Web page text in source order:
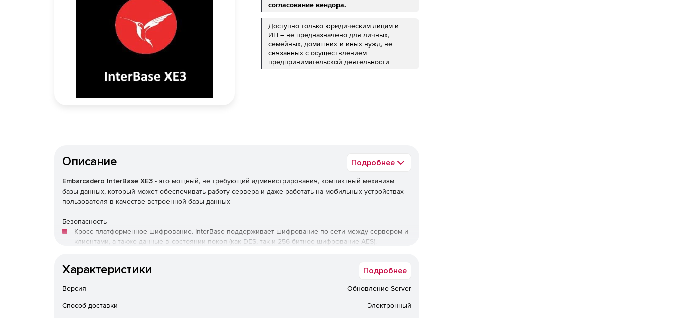
согласование вендора.
Доступно только юридическим лицам и
ИП – не предназначено для личных,
семейных, домашних и иных нужд, не
связанных с осуществлением
предпринимательской деятельности
Описание Подробнее
Embarcadero InterBase XE3 - это мощный, не требующий администрирования, компактный механизм
базы данных, который может обеспечивать работу сервера и даже работать на мобильных устройствах
пользователя в качестве встроенной базы данных
Безопасность
Кросс-платформенное шифрование. InterBase поддерживает шифрование по сети между сервером и
клиентами, а также данные в состоянии покоя (как DES, так и 256-битное шифрование AES).
Отдельный вход в систему безопасности. Видимость данных определяется входом специалиста в
не смогут обойти шифрование для просмотра и поиска конфиденциальных данных.
Характеристики Подробнее
Версия Обновление Server
Способ доставки Электронный